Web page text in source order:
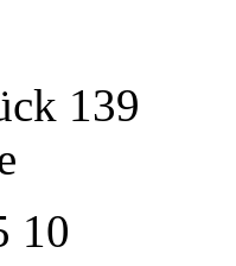
139
10